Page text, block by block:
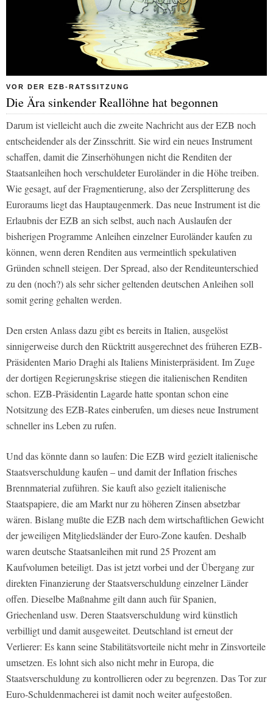
VOR DER EZB-RATSSITZUNG
Die Ära sinkender Reallöhne hat begonnen
Darum ist vielleicht auch die zweite Nachricht aus der EZB noch
entscheidender als der Zinsschritt. Sie wird ein neues Instrument
schaffen, damit die Zinserhöhungen nicht die Renditen der
Staatsanleihen hoch verschuldeter Euroländer in die Höhe treiben.
Wie gesagt, auf der Fragmentierung, also der Zersplitterung des
Euroraums liegt das Hauptaugenmerk. Das neue Instrument ist die
Erlaubnis der EZB an sich selbst, auch nach Auslaufen der
bisherigen Programme Anleihen einzelner Euroländer kaufen zu
können, wenn deren Renditen aus vermeintlich spekulativen
Gründen schnell steigen. Der Spread, also der Renditeunterschied
zu den (noch?) als sehr sicher geltenden deutschen Anleihen soll
somit gering gehalten werden.
Den ersten Anlass dazu gibt es bereits in Italien, ausgelöst
sinnigerweise durch den Rücktritt ausgerechnet des früheren EZB-
Präsidenten Mario Draghi als Italiens Ministerpräsident. Im Zuge
der dortigen Regierungskrise stiegen die italienischen Renditen
schon. EZB-Präsidentin Lagarde hatte spontan schon eine
Notsitzung des EZB-Rates einberufen, um dieses neue Instrument
schneller ins Leben zu rufen.
Und das könnte dann so laufen: Die EZB wird gezielt italienische
Staatsverschuldung kaufen – und damit der Inflation frisches
Brennmaterial zuführen. Sie kauft also gezielt italienische
Staatspapiere, die am Markt nur zu höheren Zinsen absetzbar
wären. Bislang mußte die EZB nach dem wirtschaftlichen Gewicht
der jeweiligen Mitgliedsländer der Euro-Zone kaufen. Deshalb
waren deutsche Staatsanleihen mit rund 25 Prozent am
Kaufvolumen beteiligt. Das ist jetzt vorbei und der Übergang zur
direkten Finanzierung der Staatsverschuldung einzelner Länder
offen. Dieselbe Maßnahme gilt dann auch für Spanien,
Griechenland usw. Deren Staatsverschuldung wird künstlich
verbilligt und damit ausgeweitet. Deutschland ist erneut der
Verlierer: Es kann seine Stabilitätsvorteile nicht mehr in Zinsvorteile
umsetzen. Es lohnt sich also nicht mehr in Europa, die
Staatsverschuldung zu kontrollieren oder zu begrenzen. Das Tor zur
Euro-Schuldenmacherei ist damit noch weiter aufgestoßen.